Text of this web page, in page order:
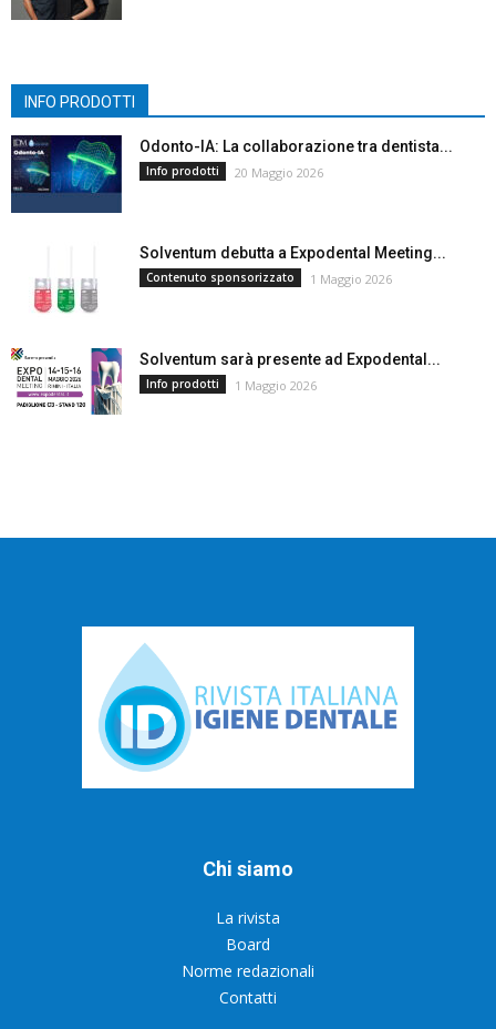
INFO PRODOTTI
Odonto-IA: La collaborazione tra dentista...
Info prodotti 20 Maggio 2026
Solventum debutta a Expodental Meeting...
Contenuto sponsorizzato 1 Maggio 2026
Solventum sarà presente ad Expodental...
Info prodotti 1 Maggio 2026
Chi siamo
La rivista
Board
Norme redazionali
Contatti